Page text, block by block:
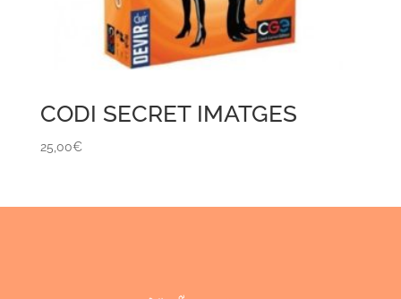
CODI SECRET IMATGES
25,00€